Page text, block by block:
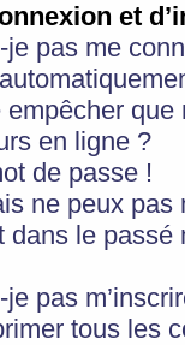
et
pas me
en ligne ?
de passe !
ne peux pas
dans le
pas
tous les